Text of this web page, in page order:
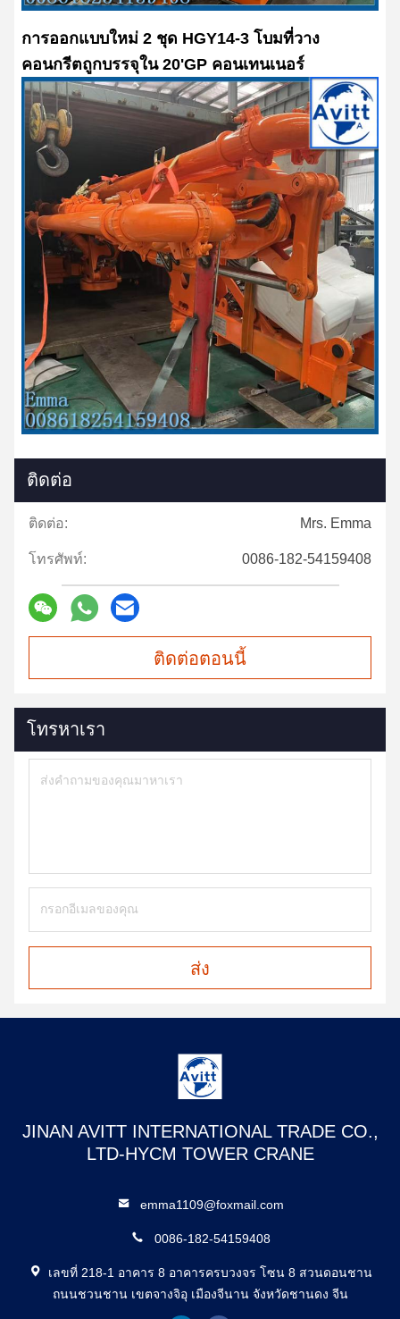
การออกแบบใหม่ 2 ชุด HGY14-3 โบมที่วาง
คอนกรีตถูกบรรจุใน 20'GP คอนเทนเนอร์
ติดต่อ
ติดต่อ: Mrs. Emma
โทรศัพท์: 0086-182-54159408
ติดต่อตอนนี้
โทรหาเรา
ส่ง
JINAN AVITT INTERNATIONAL TRADE CO.,
LTD-HYCM TOWER CRANE
emma1109@foxmail.com
0086-182-54159408
เลขที่ 218-1 อาคาร 8 อาคารครบวงจร โซน 8 สวนดอนชาน
ถนนชวนชาน เขตจางจิอุ เมืองจีนาน จังหวัดชานดง จีน